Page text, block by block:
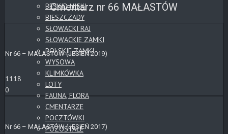
BESKID NISKI
BIESZCZADY
SŁOWACKI RAJ
SŁOWACKIE ZAMKI
POLSKIE ZAMKI
WYSOWA
KLIMKÓWKA
LOTY
FAUNA, FLORA
CMENTARZE
POCZTÓWKI
POZOSTAŁE
Cmentarz nr 66 MAŁASTÓW
Nr 66 – MAŁASTÓW (JESIEŃ 2019)
1118
0
Nr 66 – MAŁASTÓW (JESIEŃ 2017)